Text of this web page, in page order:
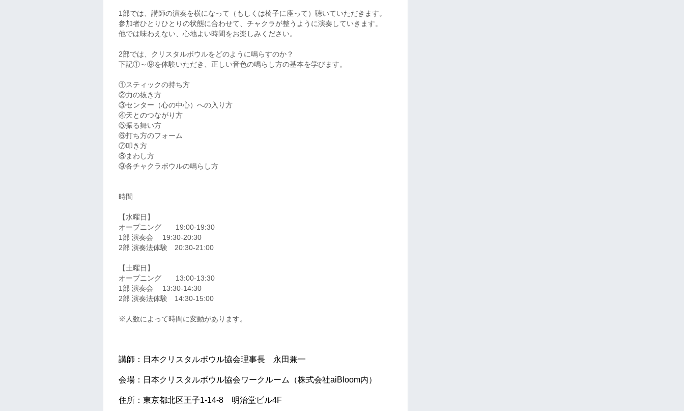
1部では、講師の演奏を横になって（もしくは椅子に座って）聴いていただきます。
参加者ひとりひとりの状態に合わせて、チャクラが整うように演奏していきます。
他では味わえない、心地よい時間をお楽しみください。
2部では、クリスタルボウルをどのように鳴らすのか？
下記①～⑨を体験いただき、正しい音色の鳴らし方の基本を学びます。
①スティックの持ち方
②力の抜き方
③センター（心の中心）への入り方
④天とのつながり方
⑤振る舞い方
⑥打ち方のフォーム
⑦叩き方
⑧まわし方
⑨各チャクラボウルの鳴らし方
時間
【水曜日】
オープニング 19:00-19:30
1部 演奏会 19:30-20:30
2部 演奏法体験 20:30-21:00
【土曜日】
オープニング 13:00-13:30
1部 演奏会 13:30-14:30
2部 演奏法体験 14:30-15:00
※人数によって時間に変動があります。
講師：日本クリスタルボウル協会理事長 永田兼一
会場：日本クリスタルボウル協会ワークルーム （株式会社aiBloom内）
住所：東京都北区王子1-14-8 明治堂ビル4F